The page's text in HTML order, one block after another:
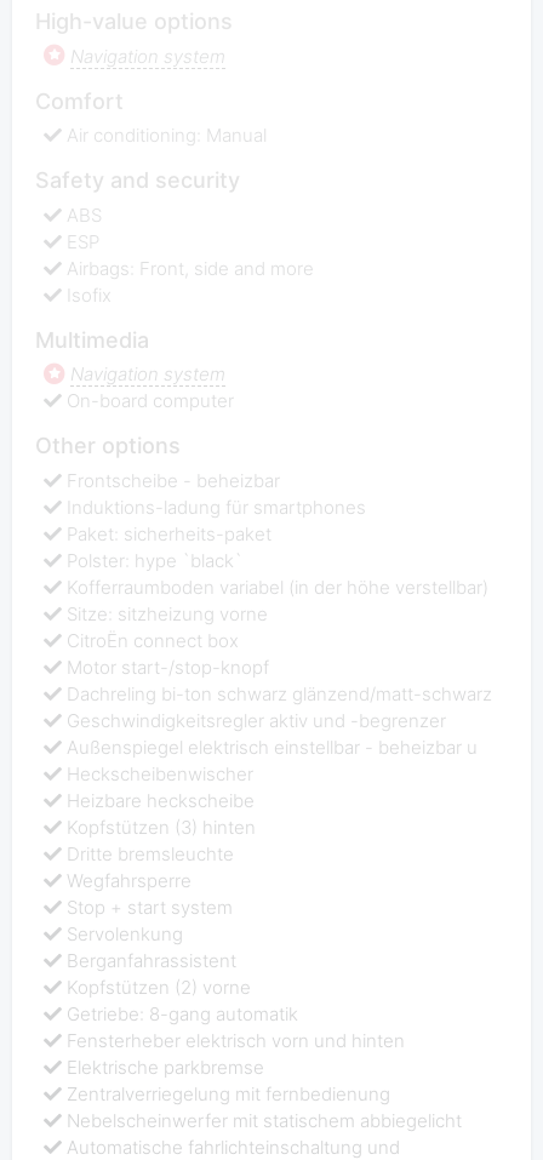
High-value options
Navigation system
Comfort
Air conditioning: Manual
Safety and security
ABS
ESP
Airbags: Front, side and more
Isofix
Multimedia
Navigation system
On-board computer
Other options
Frontscheibe - beheizbar
Induktions-ladung für smartphones
Paket: sicherheits-paket
Polster: hype `black`
Kofferraumboden variabel (in der höhe verstellbar)
Sitze: sitzheizung vorne
CitroËn connect box
Motor start-/stop-knopf
Dachreling bi-ton schwarz glänzend/matt-schwarz
Geschwindigkeitsregler aktiv und -begrenzer
Außenspiegel elektrisch einstellbar - beheizbar u
Heckscheibenwischer
Heizbare heckscheibe
Kopfstützen (3) hinten
Dritte bremsleuchte
Wegfahrsperre
Stop + start system
Servolenkung
Berganfahrassistent
Kopfstützen (2) vorne
Getriebe: 8-gang automatik
Fensterheber elektrisch vorn und hinten
Elektrische parkbremse
Zentralverriegelung mit fernbedienung
Nebelscheinwerfer mit statischem abbiegelicht
Automatische fahrlichteinschaltung und